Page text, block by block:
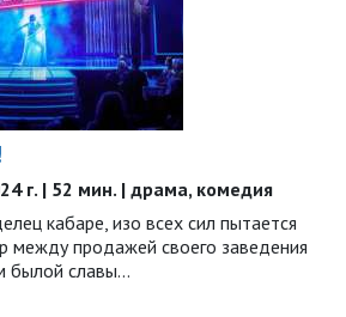
г. | 52 мин. | драма, комедия
кабаре, изо всех сил пытается
между продажей своего заведения
былой славы…